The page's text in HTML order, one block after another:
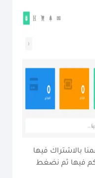
بالاشتراك فيها
فيها ثم نضغط